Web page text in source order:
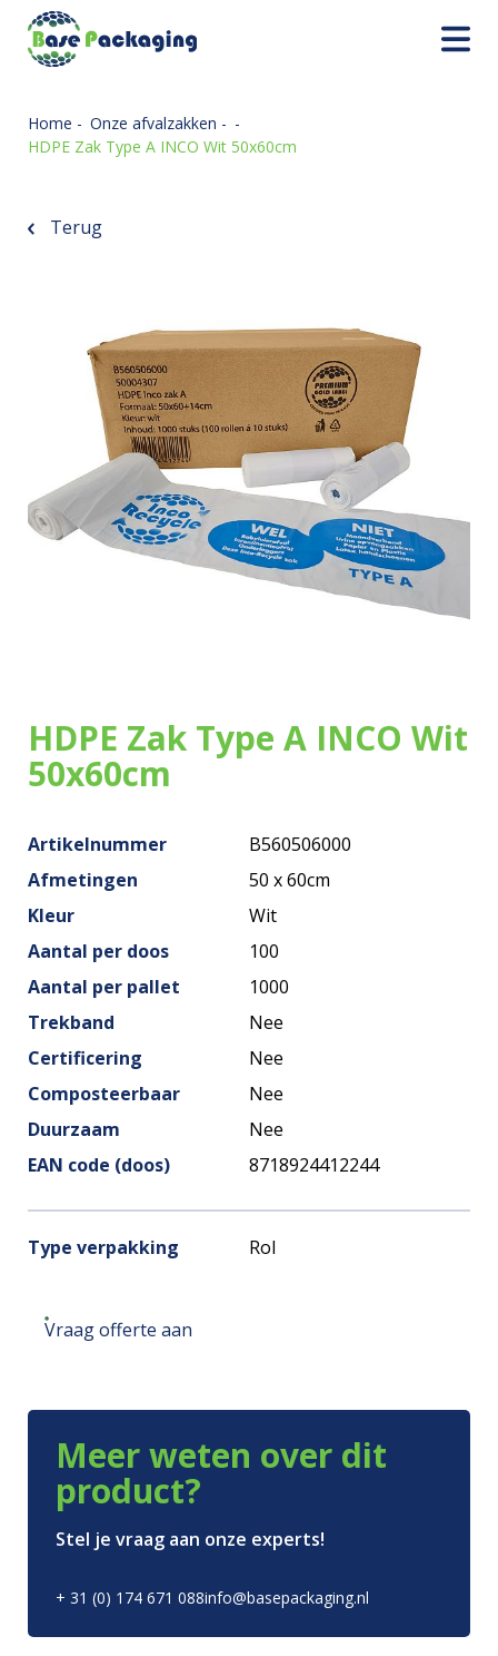
Onze zakken
Nieuws
Contact
Home - Onze afvalzakken - -
HDPE Zak Type A INCO Wit 50x60cm
Terug
HDPE Zak Type A INCO Wit
50x60cm
Artikelnummer
B560506000
Afmetingen
50 x 60cm
Kleur
Wit
Aantal per doos
100
Aantal per pallet
1000
Trekband
Nee
Certificering
Nee
Composteerbaar
Nee
Duurzaam
Nee
EAN code (doos)
8718924412244
Type verpakking Rol
Vraag offerte aan
Meer weten over dit
product?
Stel je vraag aan onze experts!
+ 31 (0) 174 671 088info@basepackaging.nl